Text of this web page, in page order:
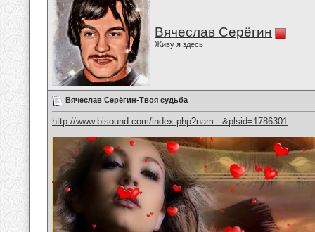
Вячеслав Серёгин
Живу я здесь
Вячеслав Серёгин-Твоя судьба
http://www.bisound.com/index.php?nam...&plsid=1786301